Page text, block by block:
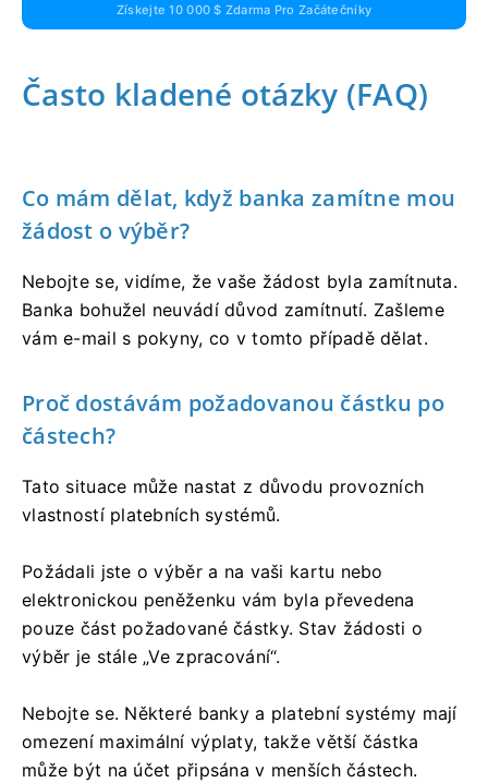
Získejte 10 000 $ Zdarma Pro Začátečníky
Často kladené otázky (FAQ)
Co mám dělat, když banka zamítne mou
žádost o výběr?
Nebojte se, vidíme, že vaše žádost byla zamítnuta.
Banka bohužel neuvádí důvod zamítnutí. Zašleme
vám e-mail s pokyny, co v tomto případě dělat.
Proč dostávám požadovanou částku po
částech?
Tato situace může nastat z důvodu provozních
vlastností platebních systémů.
Požádali jste o výběr a na vaši kartu nebo
elektronickou peněženku vám byla převedena
pouze část požadované částky. Stav žádosti o
výběr je stále „Ve zpracování“.
Nebojte se. Některé banky a platební systémy mají
omezení maximální výplaty, takže větší částka
může být na účet připsána v menších částech.